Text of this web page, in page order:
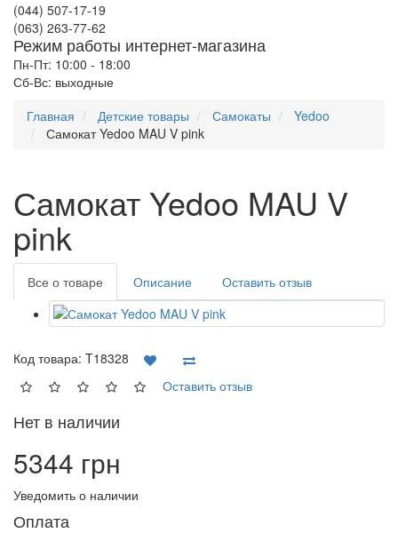
(044) 507-17-19
(063) 263-77-62
Режим работы интернет-магазина
Пн-Пт: 10:00 - 18:00
Сб-Вс: выходные
Главная
Детские товары Самокаты
Yedoo
Самокат Yedoo MAU V pink
Самокат Yedoo MAU V
pink
Все о товаре Описание Оставить отзыв
Код товара: T18328
Оставить отзыв
Нет в наличии
5344 грн
Уведомить о наличии
Оплата